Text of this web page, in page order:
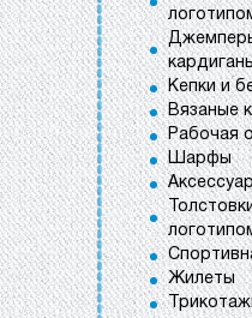
Кепки и
Вязаные
Рабочая
Шарфы
Жилеты